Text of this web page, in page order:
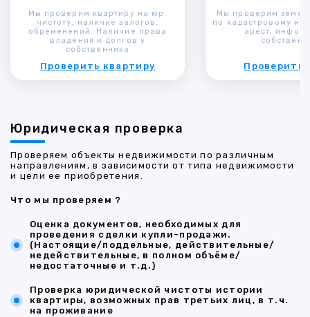
Мы проверим квартиру на юр.
чистоту, наличие залогов,
обременений. Наличие права
владения и долгов у
собственника
Проверить квартиру
Мы проверим
по кадастровому
арест,
Проверить
Юридическая проверка
Проверяем объекты недвижимости по различным
направлениям, в зависимости от типа недвижимости
и цели ее приобретения.
Что мы проверяем ?
Оценка документов, необходимых для
проведения сделки купли-продажи.
(Настоящие/поддельные, действительные/
недействительные, в полном объёме/
недостаточные и т.д.)
Проверка юридической чистоты истории
квартиры, возможных прав третьих лиц, в т.ч.
на проживание